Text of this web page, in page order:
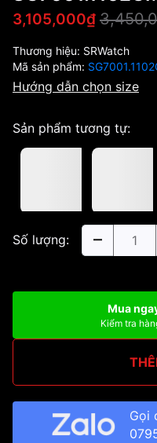
3,105,000₫
Thương hiệu: SRWatch
Mã sản phẩm:
Hướng dẫn chọn size
Sản phẩm tương tự:
Số lượng:
Mua
Kiểm tra
Gọi